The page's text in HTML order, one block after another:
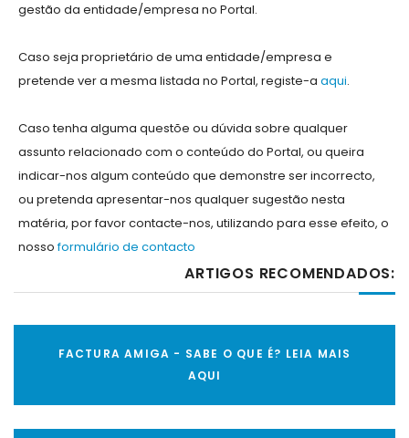
gestão da entidade/empresa no Portal.
Caso seja proprietário de uma entidade/empresa e
pretende ver a mesma listada no Portal, registe-a aqui.
Caso tenha alguma questõe ou dúvida sobre qualquer
assunto relacionado com o conteúdo do Portal, ou queira
indicar-nos algum conteúdo que demonstre ser incorrecto,
ou pretenda apresentar-nos qualquer sugestão nesta
matéria, por favor contacte-nos, utilizando para esse efeito, o
nossoformulário de contacto
ARTIGOS RECOMENDADOS:
FACTURA AMIGA - SABE O QUE É? LEIA MAIS
AQUI